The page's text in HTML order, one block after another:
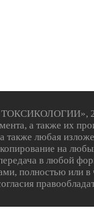
2003-
а также их
также любая
на
в любой
полностью или в
согласия